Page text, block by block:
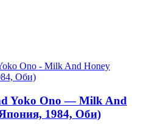
Yoko Ono — Milk And
1984, Оби)